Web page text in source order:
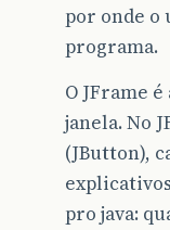
por onde
programa.
O JFrame
janela. No
(JButton),
pro java: